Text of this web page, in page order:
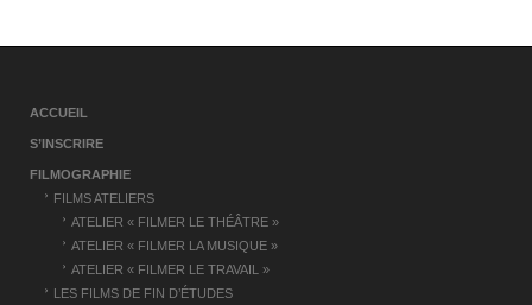
g
ACCUEIL
S’INSCRIRE
FILMOGRAPHIE
FILMS ATELIERS
ATELIER « FILMER LE THÉÂTRE »
ATELIER « FILMER LA MUSIQUE »
ATELIER « FILMER LE TRAVAIL »
LES FILMS DE FIN D’ÉTUDES